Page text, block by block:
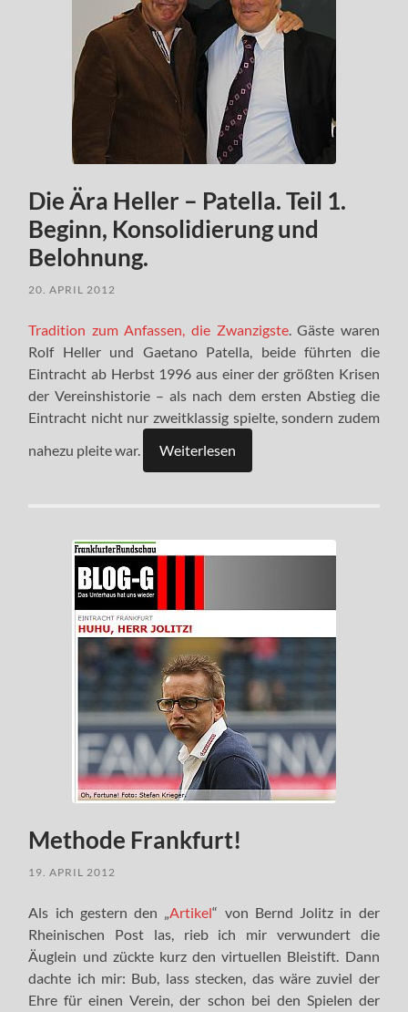
Die Ära Heller – Patella. Teil 1.
Beginn, Konsolidierung und
Belohnung.
20. APRIL 2012
Tradition zum Anfassen, die Zwanzigste. Gäste waren
Rolf Heller und Gaetano Patella, beide führten die
Eintracht ab Herbst 1996 aus einer der größten Krisen
der Vereinshistorie – als nach dem ersten Abstieg die
Eintracht nicht nur zweitklassig spielte, sondern zudem
nahezu pleite war.
Weiterlesen
Methode Frankfurt!
19. APRIL 2012
Als ich gestern den „Artikel“ von Bernd Jolitz in der
Rheinischen Post las, rieb ich mir verwundert die
Äuglein und zückte kurz den virtuellen Bleistift. Dann
dachte ich mir: Bub, lass stecken, das wäre zuviel der
Ehre für einen Verein, der schon bei den Spielen der